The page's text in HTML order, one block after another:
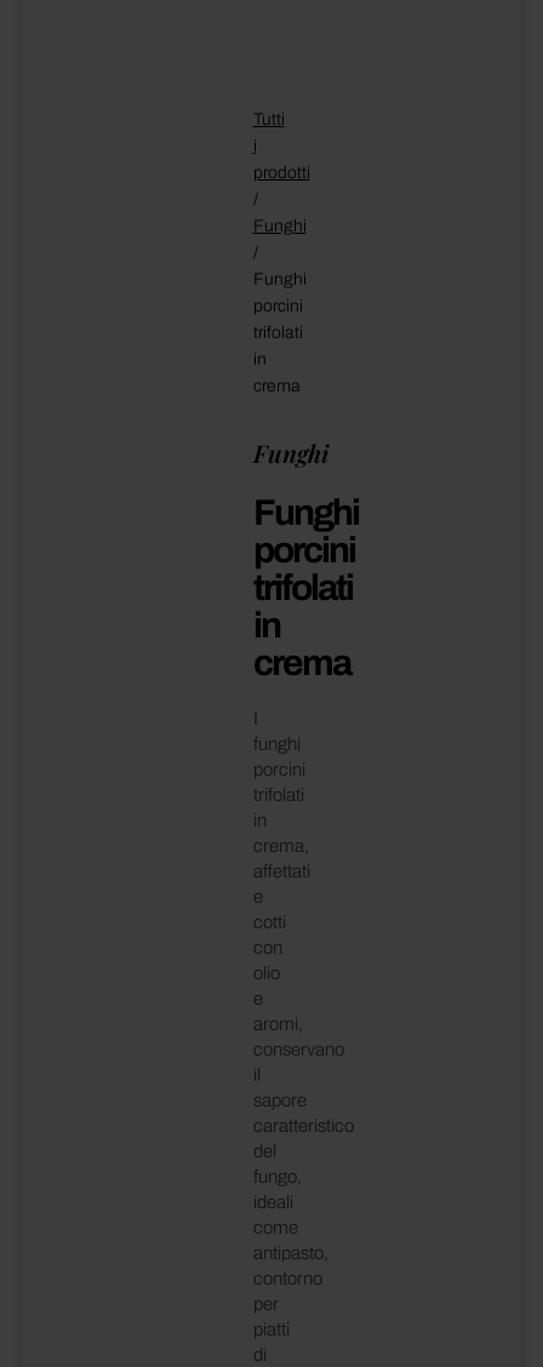
Tutti
i
prodotti
/
Funghi
/
Funghi
porcini
trifolati
in
crema
Funghi
Funghi
porcini
trifolati
in
crema
funghi
porcini
trifolati
in
crema,
affettati
e
cotti
con
olio
e
aromi,
conservano
il
sapore
caratteristico
del
fungo,
ideali
come
antipasto,
contorno
per
piatti
di